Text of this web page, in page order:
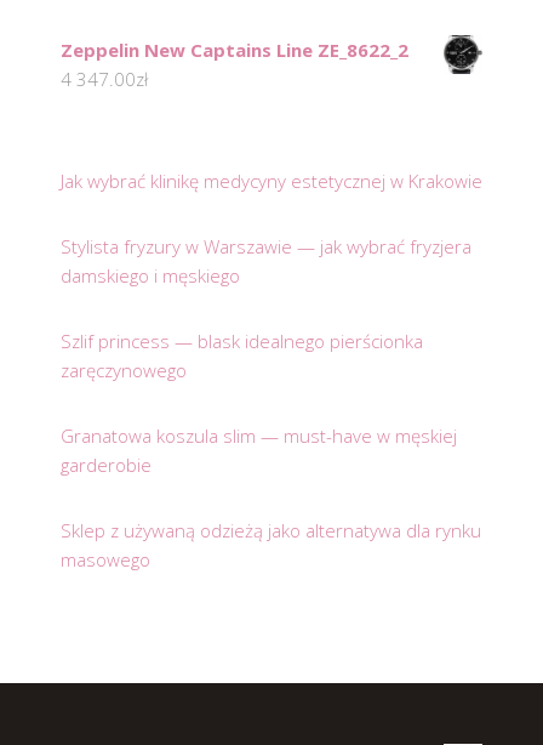
Zeppelin New Captains Line ZE_8622_2
4 347.00zł
Jak wybrać klinikę medycyny estetycznej w Krakowie
Stylista fryzury w Warszawie — jak wybrać fryzjera
damskiego i męskiego
Szlif princess — blask idealnego pierścionka
zaręczynowego
Granatowa koszula slim — must-have w męskiej
garderobie
Sklep z używaną odzieżą jako alternatywa dla rynku
masowego